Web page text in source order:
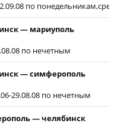
по
— мариуполь
по нечетным
— симферополь
29.08.08 по нечетным
— челябинск